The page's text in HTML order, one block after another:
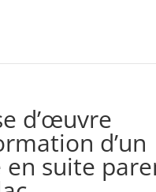
d’œuvre
d’un
en suite